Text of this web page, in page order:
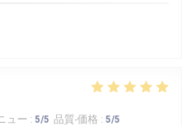
ュー : 5/5 品質-価格 : 5/5